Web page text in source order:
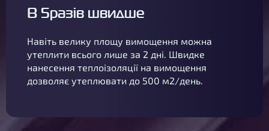
В 5разів швидше
Навіть велику площу вимощення можна
утеплити всього лише за 2 дні. Швидке
нанесення теплоізоляції на вимощення
дозволяє утеплювати до 500 м2/день.